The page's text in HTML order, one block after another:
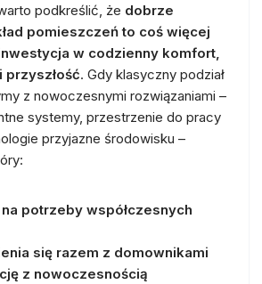
podkreślić, że dobrze
pomieszczeń to coś więcej
w codzienny komfort,
przyszłość. Gdy klasyczny podział
z nowoczesnymi rozwiązaniami –
systemy, przestrzenie do pracy
przyjazne środowisku –
potrzeby współczesnych
się razem z domownikami
z nowoczesnością